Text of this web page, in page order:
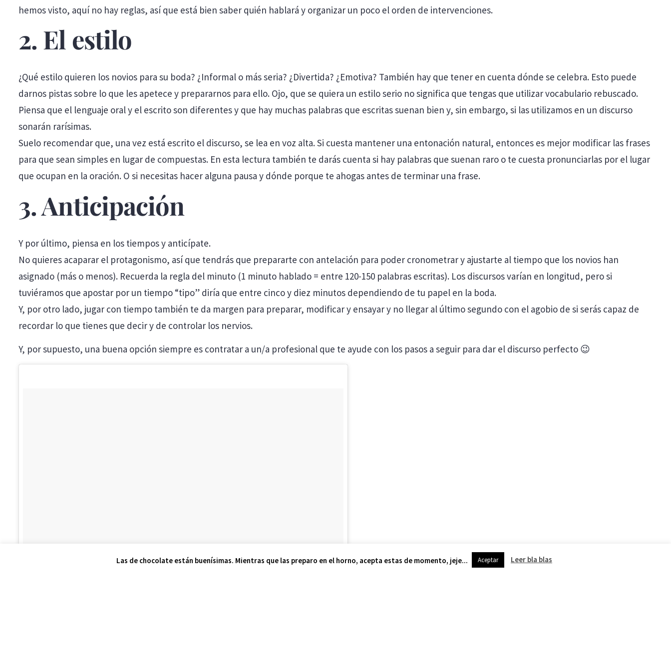
hemos visto, aquí no hay reglas, así que está bien saber quién hablará y organizar un poco el orden de intervenciones.
2. El estilo
¿Qué estilo quieren los novios para su boda? ¿Informal o más seria? ¿Divertida? ¿Emotiva? También hay que tener en cuenta dónde se celebra. Esto puede
darnos pistas sobre lo que les apetece y prepararnos para ello. Ojo, que se quiera un estilo serio no significa que tengas que utilizar vocabulario rebuscado.
Piensa que el lenguaje oral y el escrito son diferentes y que hay muchas palabras que escritas suenan bien y, sin embargo, si las utilizamos en un discurso
sonarán rarísimas.
Suelo recomendar que, una vez está escrito el discurso, se lea en voz alta. Si cuesta mantener una entonación natural, entonces es mejor modificar las frases
para que sean simples en lugar de compuestas. En esta lectura también te darás cuenta si hay palabras que suenan raro o te cuesta pronunciarlas por el lugar
que ocupan en la oración. O si necesitas hacer alguna pausa y dónde porque te ahogas antes de terminar una frase.
3. Anticipación
Y por último, piensa en los tiempos y anticípate.
No quieres acaparar el protagonismo, así que tendrás que prepararte con antelación para poder cronometrar y ajustarte al tiempo que los novios han
asignado (más o menos). Recuerda la regla del minuto (1 minuto hablado = entre 120-150 palabras escritas). Los discursos varían en longitud, pero si
tuviéramos que apostar por un tiempo “tipo” diría que entre cinco y diez minutos dependiendo de tu papel en la boda.
Y, por otro lado, jugar con tiempo también te da margen para preparar, modificar y ensayar y no llegar al último segundo con el agobio de si serás capaz de
recordar lo que tienes que decir y de controlar los nervios.
Y, por supuesto, una buena opción siempre es contratar a un/a profesional que te ayude con los pasos a seguir para dar el discurso perfecto 😉
Las de chocolate están buenísimas. Mientras que las preparo en el horno, acepta estas de momento, jeje... Aceptar Leer bla blas